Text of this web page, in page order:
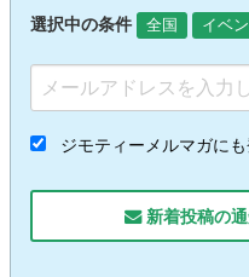
選択中の条件 全国 イベ
ジモティーメルマガに
新着投稿の